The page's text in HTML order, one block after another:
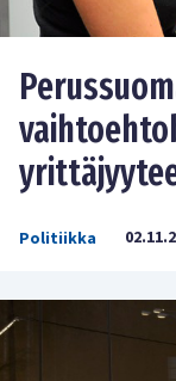
Politiikka